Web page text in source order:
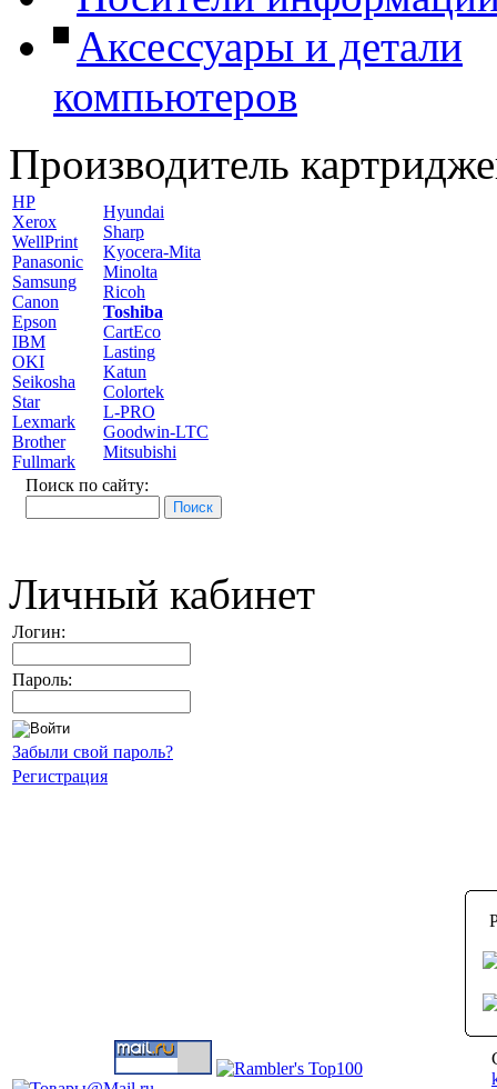
Аксессуары и детали
компьютеров
Производитель
HP
Xerox
WellPrint
Panasonic
Samsung
Canon
Epson
IBM
OKI
Seikosha
Star
Lexmark
Brother
Fullmark
Hyundai
Sharp
Kyocera-Mita
Minolta
Ricoh
Toshiba
CartEco
Lasting
Katun
Colortek
L-PRO
Goodwin-LTC
Mitsubishi
Поиск по сайту:
Личный кабинет
Логин:
Пароль:
Забыли свой пароль?
Регистрация